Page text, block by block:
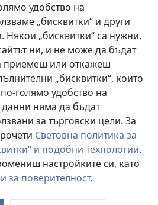
удобство на
„бисквитки“ и други
Някои „бисквитки“ са нужни,
ни, и не може да бъдат
или откажеш
„бисквитки“, които
голямо удобство на
данни няма да бъдат
за търговски цели. За
Световна политика за
и подобни технологии.
настройките си, като
за поверителност.
„Стражева кула“
Bible and Tract Society of Pennsylvania.
|ПОЛИТИКА ЗА ПОВЕРИТЕЛНОСТ
ЗА ПОВЕРИТЕЛНОСТ